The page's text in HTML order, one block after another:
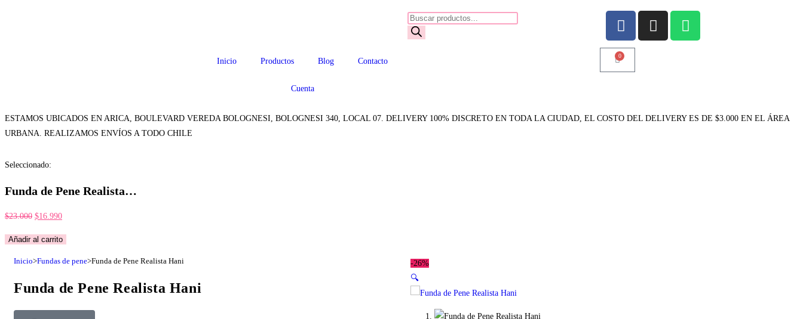
Inicio Productos Blog Contacto
Cuenta
0
ESTAMOS UBICADOS EN ARICA, BOULEVARD VEREDA BOLOGNESI, BOLOGNESI 340, LOCAL 07. DELIVERY 100% DISCRETO EN TODA LA CIUDAD, EL COSTO DEL DELIVERY ES DE $3.000 EN EL ÁREA
URBANA. REALIZAMOS ENVÍOS A TODO CHILE
Seleccionado:
Funda de Pene Realista…
$23.000 $16.990
Añadir al carrito
Inicio>Fundas de pene>Funda de Pene Realista Hani
Funda de Pene Realista Hani
-26%
🔍